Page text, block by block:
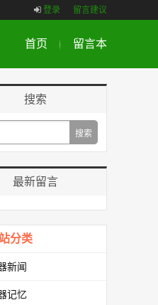
登录 留言建议
首页 留言本
搜索
最新留言
分类
新闻
记忆